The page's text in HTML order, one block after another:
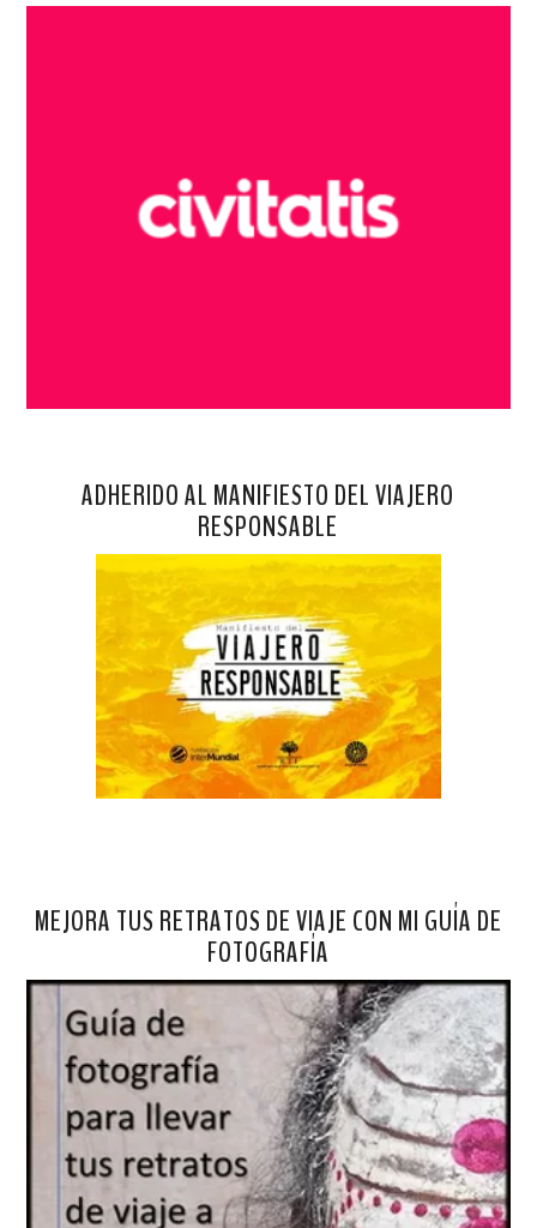
ADHERIDO AL MANIFIESTO DEL VIAJERO
RESPONSABLE
MEJORA TUS RETRATOS DE VIAJE CON MI GUÍA DE
FOTOGRAFÍA